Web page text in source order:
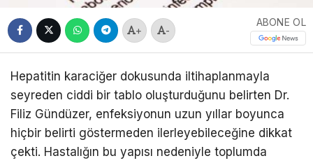
+ -
ABONE OL
Hepatitin karaciğer dokusunda iltihaplanmayla
seyreden ciddi bir tablo oluşturduğunu belirten Dr.
Filiz Gündüzer, enfeksiyonun uzun yıllar boyunca
hiçbir belirti göstermeden ilerleyebileceğine dikkat
çekti. Hastalığın bu yapısı nedeniyle toplumda